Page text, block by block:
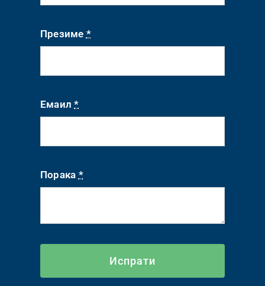
Презиме *
Емаил*
Порака *
Испрати